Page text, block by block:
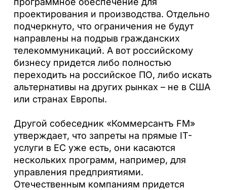
проектирования и производства. Отдельно
подчеркнуто, что ограничения не будут
направлены на подрыв гражданских
телекоммуникаций. А вот российскому
бизнесу придется либо полностью
переходить на российское ПО, либо искать
альтернативы на других рынках – не в США
или странах Европы.
Другой собеседник «Коммерсантъ FM»
утверждает, что запреты на прямые IT-
услуги в ЕС уже есть, они касаются
нескольких программ, например, для
управления предприятиями.
Отечественным компаниям придется